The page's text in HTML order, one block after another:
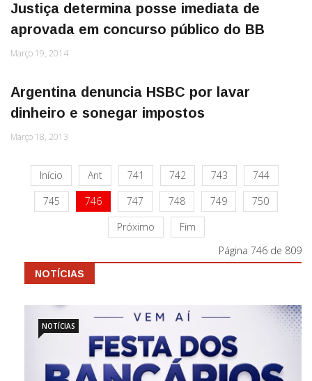
Justiça determina posse imediata de
aprovada em concurso público do BB
Março 19, 2014
Argentina denuncia HSBC por lavar
dinheiro e sonegar impostos
Março 18, 2013
Início Ant 741 742 743
744
745
746 747 748 749
750
Próximo
Fim
Página 746 de 809
NOTÍCIAS
NOTÍCIAS